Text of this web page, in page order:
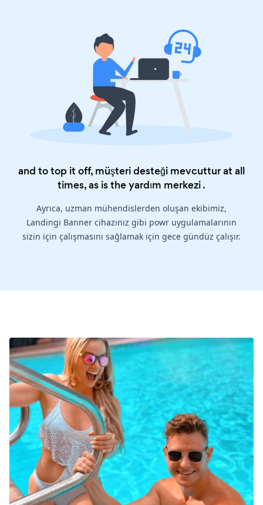
and to top it off, müşteri desteği mevcuttur at all
times, as is theyardım merkezi.
Ayrıca, uzman mühendislerden oluşan ekibimiz,
Landingi Banner cihazınız gibi powr uygulamalarının
sizin için çalışmasını sağlamak için gece gündüz çalışır.